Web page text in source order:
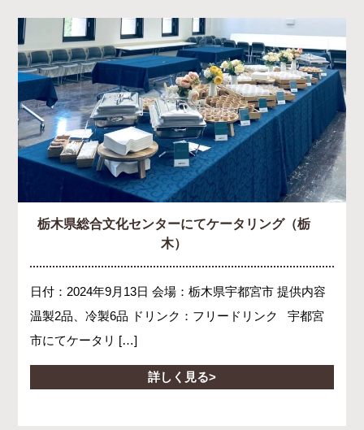
栃木県総合文化センターにてケータリング（栃
木）
日付：2024年9月13日 会場：栃木県宇都宮市 提供内容
温製2品、冷製6品 ドリンク：フリードリンク 宇都宮
市にてケータリ […]
詳しく見る